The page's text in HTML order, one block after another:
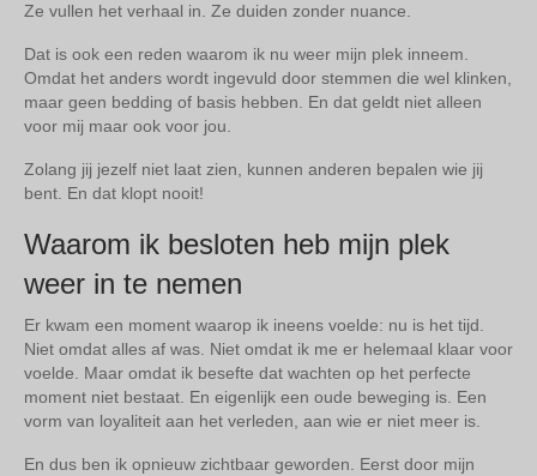
Ze vullen het verhaal in. Ze duiden zonder nuance.
Dat is ook een reden waarom ik nu weer mijn plek inneem.
Omdat het anders wordt ingevuld door stemmen die wel klinken,
maar geen bedding of basis hebben. En dat geldt niet alleen
voor mij maar ook voor jou.
Zolang jij jezelf niet laat zien, kunnen anderen bepalen wie jij
bent. En dat klopt nooit!
Waarom ik besloten heb mijn plek
weer in te nemen
Er kwam een moment waarop ik ineens voelde: nu is het tijd.
Niet omdat alles af was. Niet omdat ik me er helemaal klaar voor
voelde. Maar omdat ik besefte dat wachten op het perfecte
moment niet bestaat. En eigenlijk een oude beweging is. Een
vorm van loyaliteit aan het verleden, aan wie er niet meer is.
En dus ben ik opnieuw zichtbaar geworden. Eerst door mijn